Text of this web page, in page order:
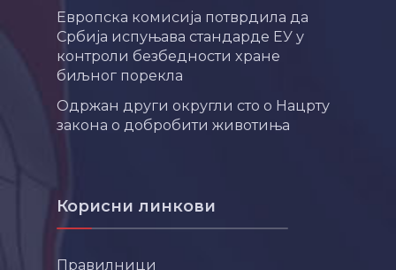
Европска комисија потврдила да
Србија испуњава стандарде ЕУ у
контроли безбедности хране
биљног порекла
Одржан други округли сто о Нацрту
закона о добробити животиња
Корисни линкови
Правилници